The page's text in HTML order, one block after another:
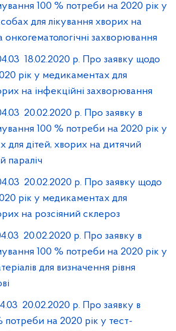
100 % потреби на 2020 рік у
для лікування хворих на
онкогематологічні захворювання
18.02.2020 р. Про заявку щодо
рік у медикаментах для
на інфекційні захворювання
20.02.2020 р. Про заявку в
100 % потреби на 2020 рік у
для дітей, хворих на дитячий
параліч
20.02.2020 р. Про заявку щодо
рік у медикаментах для
на розсіяний склероз
20.02.2020 р. Про заявку в
100 % потреби на 2020 рік у
для визначення рівня
20.02.2020 р. Про заявку в
потреби на 2020 рік у тест-